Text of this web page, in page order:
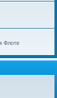
Флоте